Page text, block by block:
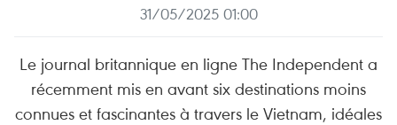
31/05/2025 01:00
Le journal britannique en ligne The Independent a
récemment mis en avant six destinations moins
connues et fascinantes à travers le Vietnam, idéales